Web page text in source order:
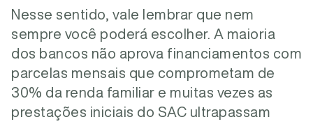
Nesse sentido, vale lembrar que nem
sempre você poderá escolher. A maioria
dos bancos não aprova financiamentos com
parcelas mensais que comprometam de
30% da renda familiar e muitas vezes as
prestações iniciais do SAC ultrapassam